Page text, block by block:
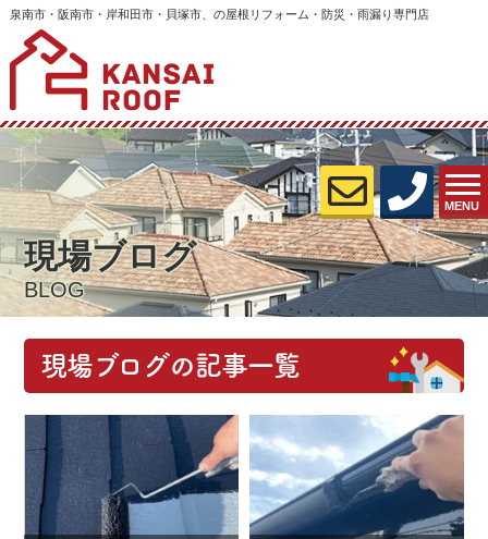
泉南市・阪南市・岸和田市・貝塚市、の屋根リフォーム・防災・雨漏り専門店
MENU
現場ブログ
BLOG
現場ブログの記事一覧